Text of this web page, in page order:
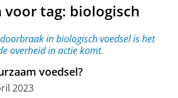
voor tag: biologisch
voedsel?
2023